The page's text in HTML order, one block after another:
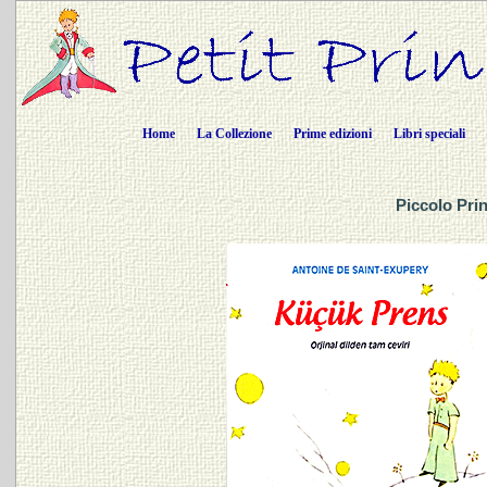
Home La Collezione Prime edizioni Libri speciali
Piccolo